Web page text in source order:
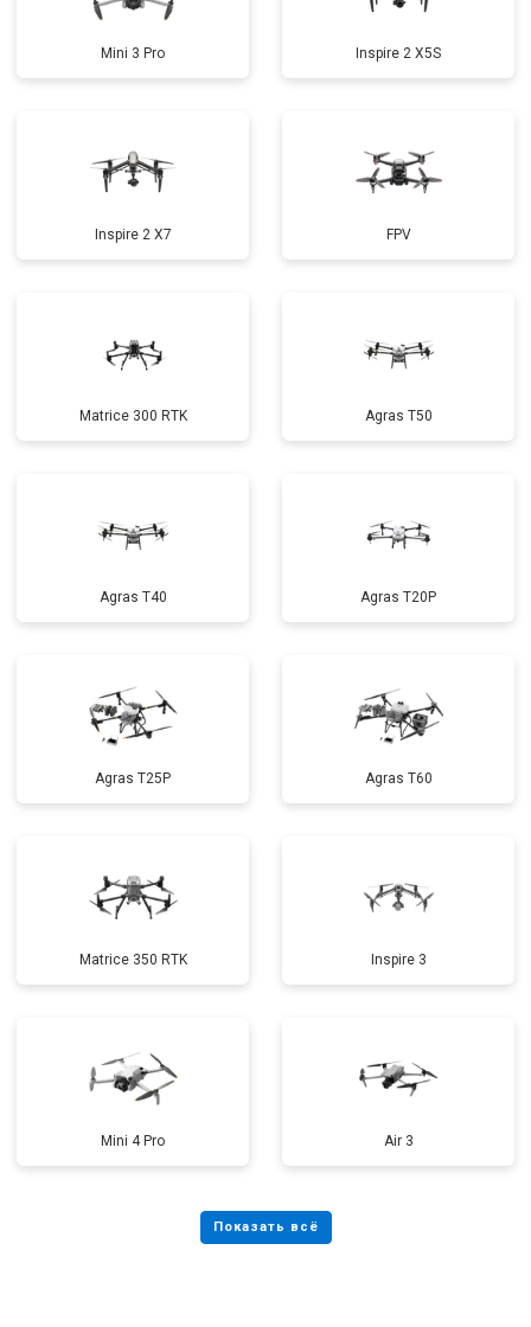
Mini 3 Pro Inspire 2 X5S
Inspire 2 X7 FPV
Matrice 300 RTK Agras T50
Agras T40 Agras T20P
Agras T25P Agras T60
Matrice 350 RTK Inspire 3
Mini 4 Pro Air 3